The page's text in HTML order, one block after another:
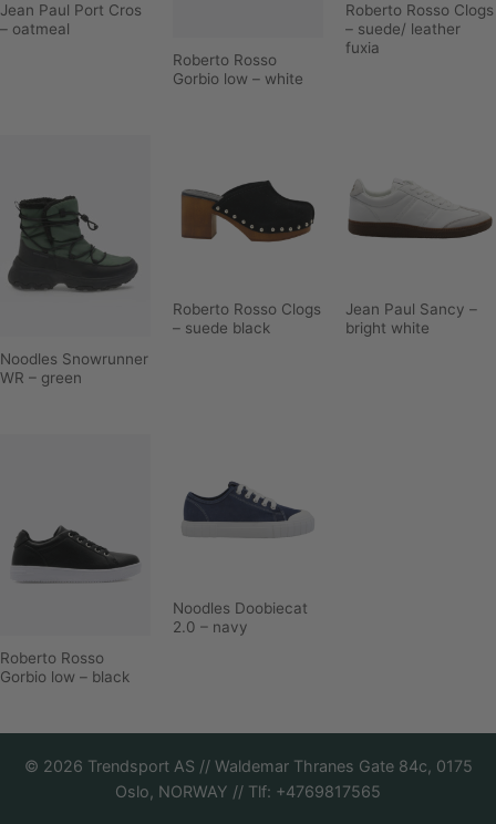
Jean Paul Port Cros
– oatmeal
Roberto Rosso
Gorbio low – white
Roberto Rosso Clogs
– suede/ leather
fuxia
Noodles Snowrunner
WR – green
Roberto Rosso Clogs
– suede black
Jean Paul Sancy –
bright white
Roberto Rosso
Gorbio low – black
Noodles Doobiecat
2.0 – navy
© 2026 Trendsport AS // Waldemar Thranes Gate 84c, 0175
Oslo, NORWAY // Tlf: +4769817565